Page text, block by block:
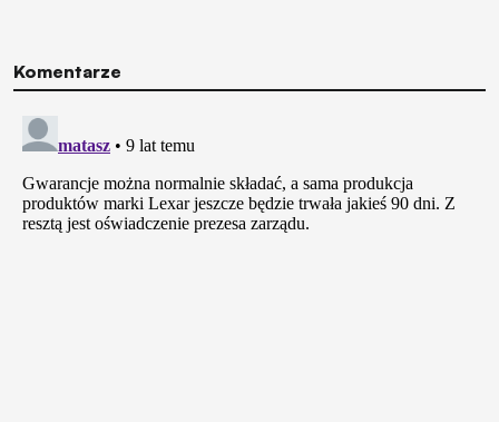
Komentarze